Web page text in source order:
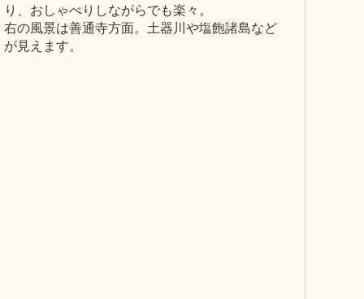
り、おしゃべりしながらでも楽々。
右の風景は善通寺方面。土器川や塩飽諸島など
が見えます。